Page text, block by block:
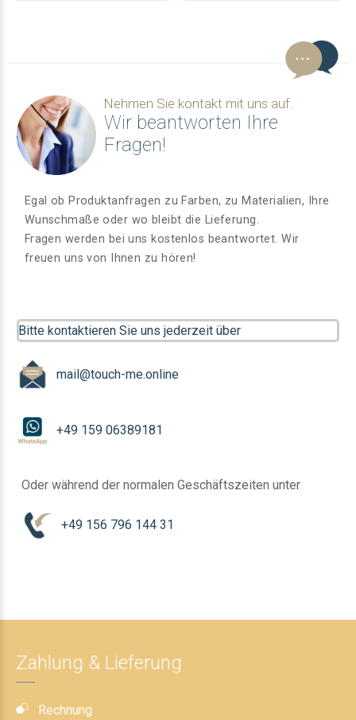
Nehmen Sie kontakt mit uns auf.
Wir beantworten Ihre
Fragen!
Egal ob Produktanfragen zu Farben, zu Materialien, Ihre
Wunschmaße oder wo bleibt die Lieferung.
Fragen werden bei uns kostenlos beantwortet. Wir
freuen uns von Ihnen zu hören!
Bitte kontaktieren Sie uns jederzeit über
mail@touch-me.online
+49 159 06389181
Oder während der normalen Geschäftszeiten unter
+49 156 796 144 31
Zahlung & Lieferung
Rechnung